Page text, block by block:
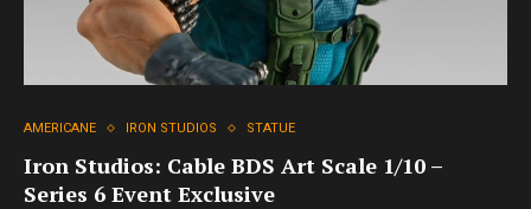
AMERICANE IRON STUDIOS STATUE
Iron Studios: Cable BDS Art Scale 1/10 –
Series 6 Event Exclusive